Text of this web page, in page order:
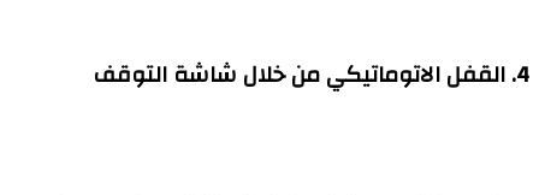
4. القفل الاتوماتيكي من خلال شاشة التوقف